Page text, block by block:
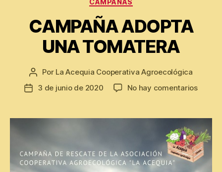
CAMPAÑA ADOPTA
UNA TOMATERA
Autor
de
Por La Acequia Cooperativa Agroecológica
Fecha
entrada
3 de junio de 2020 No hay comentariosen
UNA